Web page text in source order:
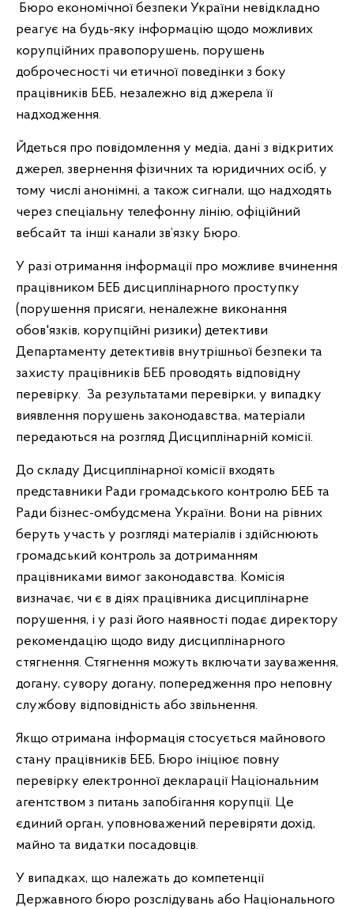
Бюро економічної безпеки України невідкладно
реагує на будь-яку інформацію щодо можливих
корупційних правопорушень, порушень
доброчесності чи етичної поведінки з боку
працівників БЕБ, незалежно від джерела її
надходження.
Йдеться про повідомлення у медіа, дані з відкритих
джерел, звернення фізичних та юридичних осіб, у
тому числі анонімні, а також сигнали, що надходять
через спеціальну телефонну лінію, офіційний
вебсайт та інші канали зв’язку Бюро.
У разі отримання інформації про можливе вчинення
працівником БЕБ дисциплінарного проступку
(порушення присяги, неналежне виконання
обов'язків, корупційні ризики) детективи
Департаменту детективів внутрішньої безпеки та
захисту працівників БЕБ проводять відповідну
перевірку. За результатами перевірки, у випадку
виявлення порушень законодавства, матеріали
передаються на розгляд Дисциплінарній комісії.
До складу Дисциплінарної комісії входять
представники Ради громадського контролю БЕБ та
Ради бізнес-омбудсмена України. Вони на рівних
беруть участь у розгляді матеріалів і здійснюють
громадський контроль за дотриманням
працівниками вимог законодавства. Комісія
визначає, чи є в діях працівника дисциплінарне
порушення, і у разі його наявності подає директору
рекомендацію щодо виду дисциплінарного
стягнення. Стягнення можуть включати зауваження,
догану, сувору догану, попередження про неповну
службову відповідність або звільнення.
Якщо отримана інформація стосується майнового
стану працівників БЕБ, Бюро ініціює повну
перевірку електронної декларації Національним
агентством з питань запобігання корупції. Це
єдиний орган, уповноважений перевіряти дохід,
майно та видатки посадовців.
У випадках, що належать до компетенції
Державного бюро розслідувань або Національного